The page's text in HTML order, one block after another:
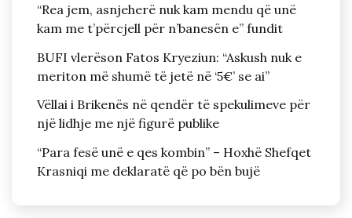
“Rea jem, asnjeherë nuk kam mendu që unë
kam me t’përcjell për n’banesën e” fundit
BUFI vlerëson Fatos Kryeziun: “Askush nuk e
meriton më shumë të jetë në ‘5€’ se ai”
Vëllai i Brikenës në qendër të spekulimeve për
një lidhje me një figurë publike
“Para fesë unë e qes kombin” – Hoxhë Shefqet
Krasniqi me deklaratë që po bën bujë